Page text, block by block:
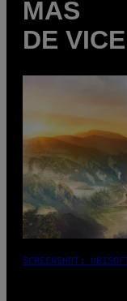
MÁS
DE VICE
SCREENSHOT: